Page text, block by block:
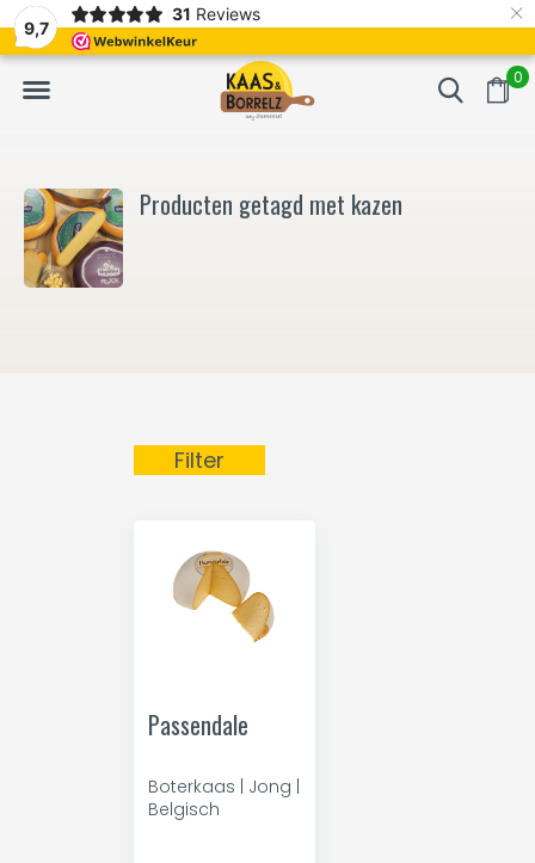
9,7
31 Reviews ×
0
Vers van het mes en gevacumeerd Vaak volgende
Producten getagd met kazen
Filter
Passendale
Boterkaas | Jong |
Belgisch